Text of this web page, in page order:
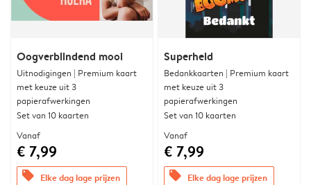
Oogverblindend mooi
Uitnodigingen | Premium kaart
met keuze uit 3
papierafwerkingen
Set van 10 kaarten
Vanaf
€ 7,99
offers Elke dag lage prijzen
Superheld
Bedankkaarten | Premium kaart
met keuze uit 3
papierafwerkingen
Set van 10 kaarten
Vanaf
€ 7,99
offers Elke dag lage prijzen